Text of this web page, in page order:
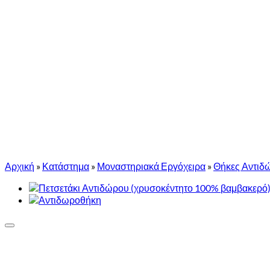
Αρχική » Κατάστημα » Μοναστηριακά Εργόχειρα »Θήκες